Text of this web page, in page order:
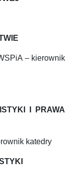
– kierownik
I PRAWA
katedry